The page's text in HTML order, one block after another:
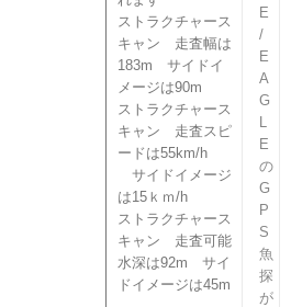
ストラクチャース
キャン 走査幅は
183m サイドイ
メージは90m
ストラクチャース
キャン 走査スピ
ードは55km/h
サイドイメージ
は15ｋｍ/h
ストラクチャース
キャン 走査可能
水深は92m サイ
ドイメージは45m
E
/
E
A
G
L
E
の
G
P
S
魚
探
が